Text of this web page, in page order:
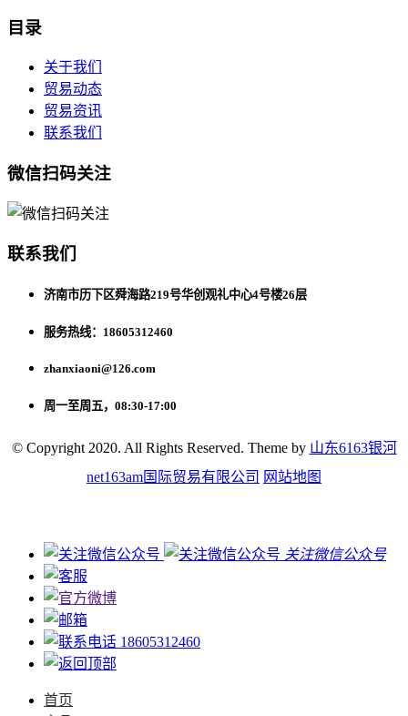
目录
关于我们
贸易动态
贸易资讯
联系我们
微信扫码关注
联系我们
济南市历下区舜海路219号华创观礼中心4号楼26层
服务热线：18605312460
zhanxiaoni@126.com
周一至周五，08:30-17:00
© Copyright 2020. All Rights Reserved. Theme by 山东6163银河
net163am国际贸易有限公司 网站地图
关注微信公众号
18605312460
首页